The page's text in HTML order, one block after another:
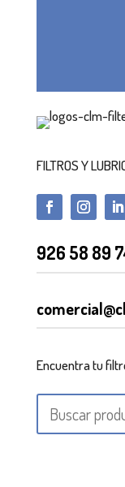
FILTROS Y
926 58 89
Encuentra tu